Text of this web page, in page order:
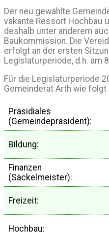
Der neu gewählte
vakante Ressort Hochbau
deshalb unter anderem
Baukommission. Die
erfolgt an der ersten
Legislaturperiode, d.h. am
Für die Legislaturperiode
Gemeinderat Arth wie folgt
Präsidiales
(Gemeindepräsident):
Bildung:
Finanzen
(Säckelmeister):
Freizeit:
Hochbau: